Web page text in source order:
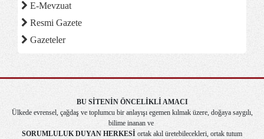
E-Mevzuat
Resmi Gazete
Gazeteler
BU SİTENİN ÖNCELİKLİ AMACI
Ülkede evrensel, çağdaş ve toplumcu bir anlayışı egemen kılmak üzere, doğaya saygılı,
bilime inanan ve
SORUMLULUK DUYAN HERKESİ ortak akıl üretebilecekleri, ortak tutum